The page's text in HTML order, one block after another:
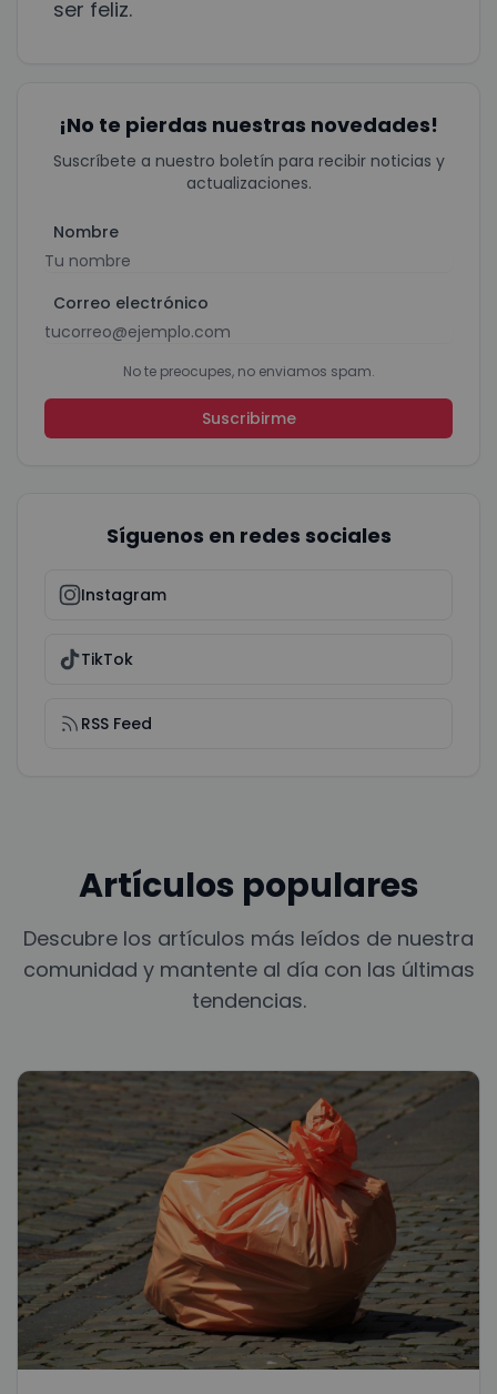
ser feliz.
¡No te pierdas nuestras novedades!
Suscríbete a nuestro boletín para recibir noticias y
actualizaciones.
Nombre
Correo electrónico
No te preocupes, no enviamos spam.
Suscribirme
Síguenos en redes sociales
Instagram
TikTok
RSS Feed
Artículos populares
Descubre los artículos más leídos de nuestra
comunidad y mantente al día con las últimas
tendencias.